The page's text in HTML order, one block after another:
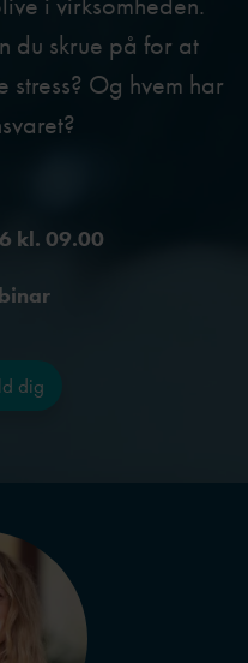
du skrue på for at
Og hvem har
kl. 09.00
dig